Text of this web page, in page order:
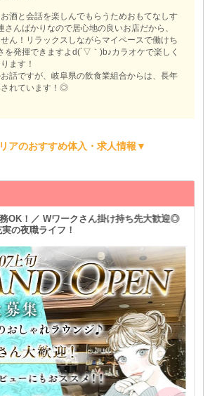
酒と会話を楽しんでもらうためおもてなしす
さんばかりなので居心地の良いお店だから、
ん！リラックスしながらマイペースで働けち
を発揮できますよd(´▽｀)b♪カラオケで楽しく
ます！
話ですが、岐阜県の飲食業組合からは、長年
れています！◎
アのおすすめ体入・求人情報▼
OK！／ Wワークさん掛け持ち先大歓迎◎
の夜職ライフ！